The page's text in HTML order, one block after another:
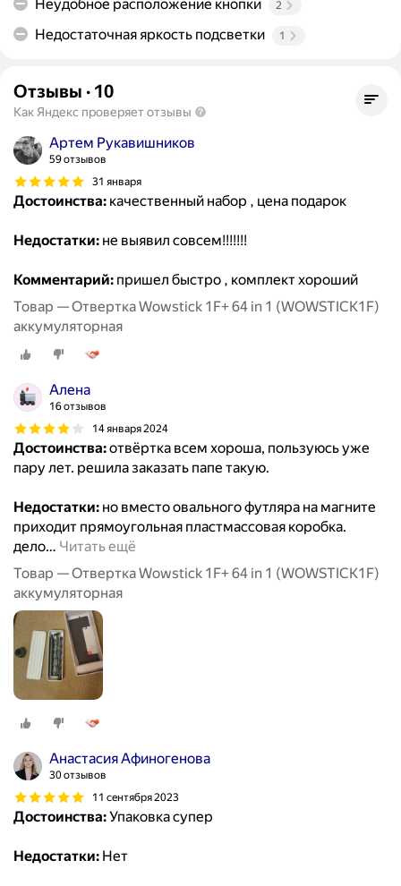
Неудобное расположение кнопки 2
Недостаточная яркость подсветки 1
Отзывы · 10
Как Яндекс проверяет отзывы
Артем Рукавишников
59 отзывов
31 января
Достоинства: качественный набор , цена подарок
Недостатки: не выявил совсем!!!!!!!
Комментарий: пришел быстро , комплект хороший
Товар — Отвертка Wowstick 1F+ 64 in 1 (WOWSTICK1F)
аккумуляторная
Алена
16 отзывов
14 января 2024
Достоинства:отвёртка всем хороша, пользуюсь уже
пару лет. решила заказать папе такую.
Недостатки: но вместо овального футляра на магните
приходит прямоугольная пластмассовая коробка.
дело… Читать ещё
Товар — Отвертка Wowstick 1F+ 64 in 1 (WOWSTICK1F)
аккумуляторная
Анастасия Афиногенова
30 отзывов
11 сентября 2023
Достоинства:Упаковка супер
Недостатки: Нет